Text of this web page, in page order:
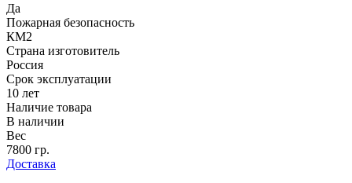
Да
Пожарная безопасность
КМ2
Страна изготовитель
Россия
Срок эксплуатации
10 лет
Наличие товара
В наличии
Вес
7800 гр.
Доставка